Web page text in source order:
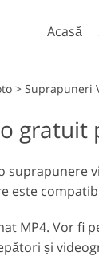
Acasă
Ps
Ps
întregi
> Suprapuneri
suprapunere
este
MP4. Vor fi
și